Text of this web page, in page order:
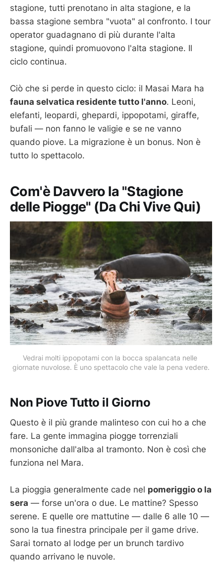
stagione, tutti prenotano in alta stagione, e la
bassa stagione sembra "vuota" al confronto. I tour
operator guadagnano di più durante l'alta
stagione, quindi promuovono l'alta stagione. Il
ciclo continua.
Ciò che si perde in questo ciclo: il Masai Mara ha
fauna selvatica residente tutto l'anno. Leoni,
elefanti, leopardi, ghepardi, ippopotami, giraffe,
bufali — non fanno le valigie e se ne vanno
quando piove. La migrazione è un bonus. Non è
tutto lo spettacolo.
Com'è Davvero la "Stagione
delle Piogge" (Da Chi Vive Qui)
Vedrai molti ippopotami con la bocca spalancata nelle
giornate nuvolose. È uno spettacolo che vale la pena vedere.
Non Piove Tutto il Giorno
Questo è il più grande malinteso con cui ho a che
fare. La gente immagina piogge torrenziali
monsoniche dall'alba al tramonto. Non è così che
funziona nel Mara.
La pioggia generalmente cade nel pomeriggio o la
sera — forse un'ora o due. Le mattine? Spesso
serene. E quelle ore mattutine — dalle 6 alle 10 —
sono la tua finestra principale per il game drive.
Sarai tornato al lodge per un brunch tardivo
quando arrivano le nuvole.